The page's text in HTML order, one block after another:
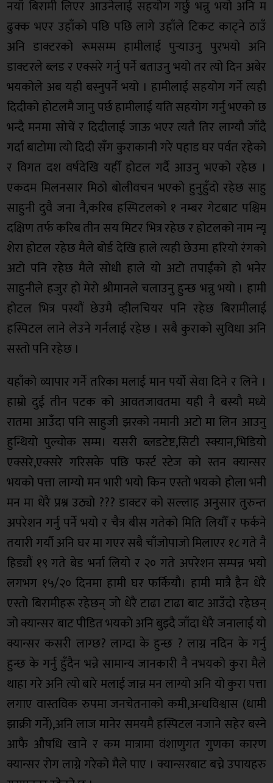
नयाँ बिरामी लिएर आउनेलाई सहयोग गर्छु भन्नु भयो अनि म
ढुक्क भएर उहाँको पछि पछि लागे उहाँले टिकट काट्ने ठाउँ
अनि डाक्टरको रूमसम्म हामीलाई पुर्‍याउनु पुरभयो अनि
डाक्टरले ब्लड र एक्सरे गर्नु पर्ने बताउनु भयो तर त्यो दिन अबेर
भयकोले अब यही बस्नुपर्ने भयो । हामीलाई सहयोग गर्ने त्यही
दिदीको होटलमै जानु पर्छ हामीलाई यति सहयोग गर्नु भएको छ
भन्दै मनमा सोचें र दिदीलाई जाऊ भएर त्यतै तिर लाग्यौ जाँदै
गर्दा बाटोमा त्यो दिदी सँग कुराकानी गरे पहाड घर पर्वत रहेको
र विगत दश वर्षदेखि यहीँ होटल गर्दै आउनु भएको रहेछ ।
एकदम मिलनसार मिठो बोलीवचन भएको हुनुहुँदो रहेछ साहु
साहुनी दुवै जना नै,करिब हस्पिटलको १ नम्बर गेटबाट पश्चिम
दक्षिण तर्फ करिब तीन सय मिटर भित्र रहेछ र होटलको नाम न्यू
शेरा होटल रहेछ मैले बोर्ड देखि हाले त्यही छेउमा हरियो रंगको
अटो पनि रहेछ मैले सोधी हाले यो अटो तपाईंको हो भनेर
साहुनीले हजुर हो मेरो श्रीमानले चलाउनु हुन्छ भन्नु भयो । हामी
होटल भित्र पस्यौं छेउमै व्हीलचियर पनि रहेछ बिरामीलाई
हस्पिटल लाने लेउने गर्नलाई रहेछ । सबै कुराको सुविधा अनि
सस्तो पनि रहेछ ।
यहाँको व्यापार गर्ने तरिका मलाई मान पर्यो सेवा दिने र लिने ।
हाम्रो दुई तीन पटक को आवतजावतमा यही नै बस्यौ मध्ये
रातमा आउँदा पनि साहुजी झरको नमानी अटो मा लिन आउनु
हुन्थियो पुल्चोक सम्म। यसरी ब्लडटेष्ट,सिटी स्क्यान,भिडियो
एक्सरे,एक्सरे गरिसके पछि फर्स्ट स्टेज को स्तन क्यान्सर
भयको पत्ता लाग्यो मन भारी भयो किन एस्तो भयको होला भनी
मन मा धेरै प्रश्न उठ्यो ??? डाक्टर को सल्लाह अनुसार तुरुन्त
अपरेशन गर्नु पर्ने भयो र चैत्र बीस गतेको मिति लियौँ र फर्कने
तयारी गर्यौ अनि घर मा गएर सबै चाँजोपाजो मिलाएर १८ गते नै
हिड्यौं १९ गते बेड भर्ना लियो र २० गते अपरेशन सम्पन्न भयो
लगभग १५/२० दिनमा हामी घर फर्कियौ। हामी मात्रै हैन धेरै
एस्तो बिरामीहरू रहेछन् जो धेरै टाढा टाढा बाट आउँदो रहेछन्
जो क्यान्सर बाट पीडित भयको अनि बुझ्दै जाँदा धेरै जनालाई यो
क्यान्सर कसरी लाग्छ? लाग्दा के हुन्छ ? लाग्न नदिन के गर्नु
हुन्छ के गर्नु हुँदैन भन्ने सामान्य जानकारी नै नभयको कुरा मैले
थाहा गरे अनि त्यो बारे मलाई जान्न मन लाग्यो अनि यो कुरा पत्ता
लगाए वास्तविक रुपमा जनचेतनाको कमी,अन्धविश्वास (धामी
झाक्री गर्ने),अनि लाज मानेर समयमै हस्पिटल नजाने सहेर बस्ने
आफै औषधि खाने र कम मात्रामा वंशाणुगत गुणका कारण
क्यान्सर रोग लाग्ने गरेको मैले पाए । क्यान्सरबाट बच्ने उपायहरु